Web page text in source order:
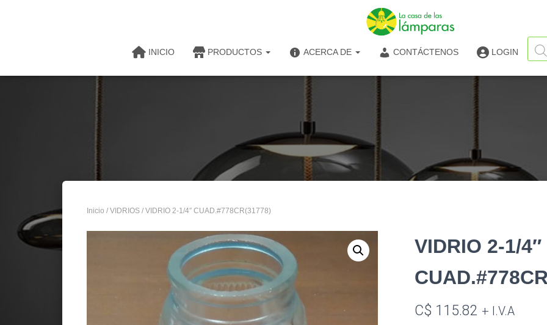
INICIO PRODUCTOS ACERCA DE CONTÁCTENOS LOGIN
de
Inicio / VIDRIOS / VIDRIO 2-1/4″ CUAD.#778CR(31778)
VIDRIO 2-1/4″
C$ 115.82 + I.V.A